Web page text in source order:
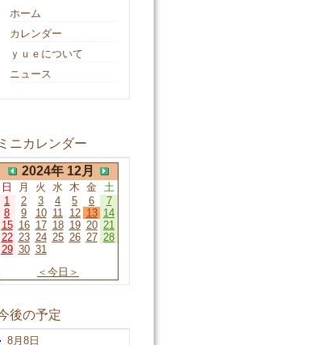
ホーム
カレンダー
ｙｕｅについて
ニュース
ミニカレンダー
2024年 12月
日 月 火 水 木 金 土
1
2 3 4 5 6
7
8
9 10 11 12 13 14
15 16 17 18 19 20 21
22 23 24 25 26 27 28
29 30 31
＜今日＞
後の予定
8月8日